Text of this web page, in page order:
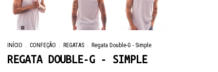
INÍCIO CONFEÇÃO REGATAS Regata Double-G - Simple
REGATA DOUBLE-G - SIMPLE